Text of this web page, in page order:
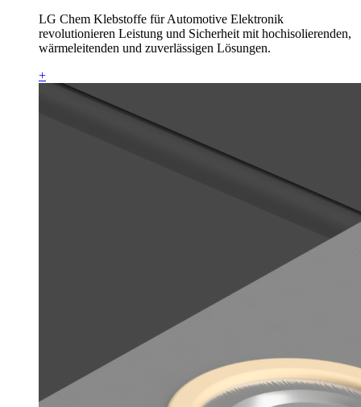
LG Chem Klebstoffe für Automotive Elektronik
revolutionieren Leistung und Sicherheit mit hochisolierenden,
wärmeleitenden und zuverlässigen Lösungen.
+